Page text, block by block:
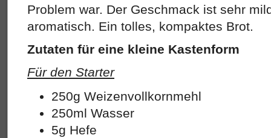
Problem war. Der Geschmack ist sehr
aromatisch. Ein tolles, kompaktes Brot.
Zutaten für eine kleine Kastenform
Für den Starter
250g Weizenvollkornmehl
250ml Wasser
5g Hefe